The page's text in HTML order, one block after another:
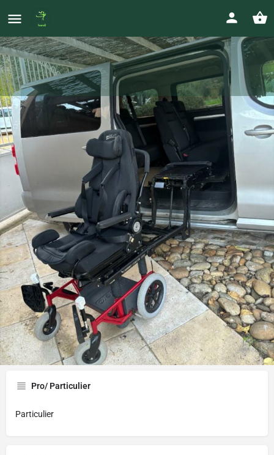
FAUTEUIL CARONY TURNY EVO
CLASSIC 12''
Prix
3 500 0689983629 tita1026@yahoo.fr
Votre annonce
Appeler Envoyer un message Envoyer un
Gallerie
Pro/ Particulier
Particulier